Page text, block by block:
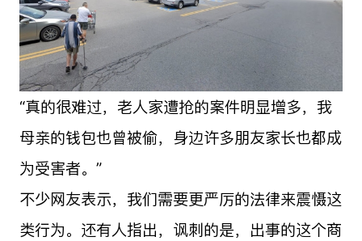
“真的很难过，老人家遭抢的案件明显增多，我
母亲的钱包也曾被偷，身边许多朋友家长也都成
为受害者。”
不少网友表示，我们需要更严厉的法律来震慑这
类行为。还有人指出，讽刺的是，出事的这个商